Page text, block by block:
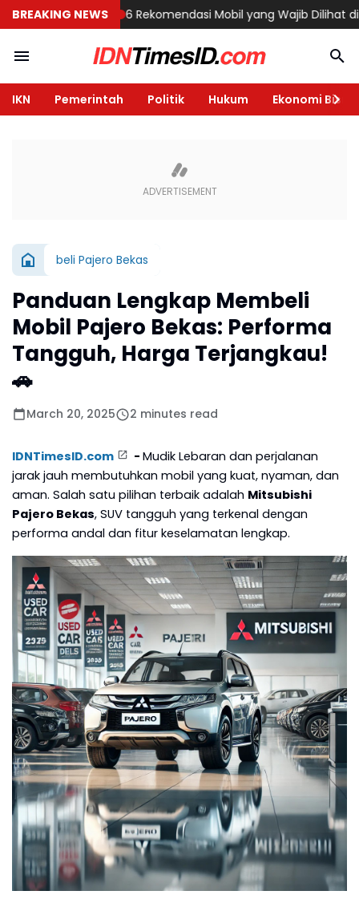
BREAKING NEWS
Semarang 6 Rekomendasi Mobil yang Wajib Dilihat di GIIAS
IKN Pemerintah Politik Hukum Ekonomi Bisnis
beli Pajero Bekas
Panduan Lengkap Membeli
Mobil Pajero Bekas: Performa
Tangguh, Harga Terjangkau!
🚗
March 20, 2025 2 minutes read
IDNTimesID.com - Mudik Lebaran dan perjalanan
jarak jauh membutuhkan mobil yang kuat, nyaman, dan
aman. Salah satu pilihan terbaik adalah Mitsubishi
Pajero Bekas, SUV tangguh yang terkenal dengan
performa andal dan fitur keselamatan lengkap.